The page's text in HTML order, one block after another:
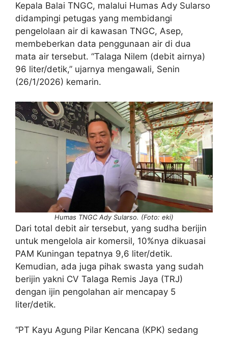
Kepala Balai TNGC, malalui Humas Ady Sularso
didampingi petugas yang membidangi
pengelolaan air di kawasan TNGC, Asep,
membeberkan data penggunaan air di dua
mata air tersebut. “Talaga Nilem (debit airnya)
96 liter/detik,” ujarnya mengawali, Senin
(26/1/2026) kemarin.
Humas TNGC Ady Sularso. (Foto: eki)
Dari total debit air tersebut, yang sudha berijin
untuk mengelola air komersil, 10%nya dikuasai
PAM Kuningan tepatnya 9,6 liter/detik.
Kemudian, ada juga pihak swasta yang sudah
berijin yakni CV Talaga Remis Jaya (TRJ)
dengan ijin pengolahan air mencapay 5
liter/detik.
“PT Kayu Agung Pilar Kencana (KPK) sedang